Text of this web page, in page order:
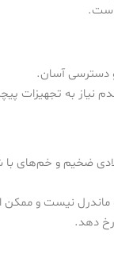
دسترسی آسان.
نیاز به تجهیزات
ضخیم و خم‌های
ماندرل نیست و
دهد.